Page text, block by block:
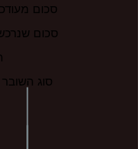
סכום
סכום
סוג השובר